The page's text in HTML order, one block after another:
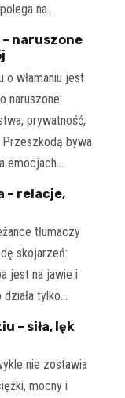
na…
– naruszone
o włamaniu jest
naruszone:
prywatność,
Przeszkodą bywa
emocjach…
– relacje,
tłumaczy
skojarzeń:
jest na jawie i
tylko…
– siła, lęk
nie zostawia
mocny i